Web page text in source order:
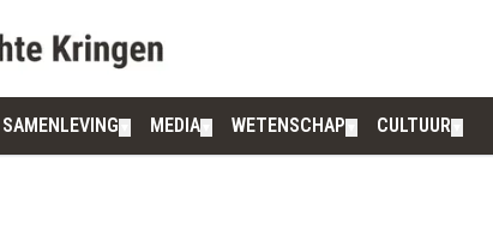
SAMENLEVING MEDIA WETENSCHAP CULTUUR